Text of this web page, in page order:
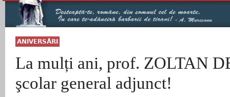
ANIVERSĂRI
La mulți ani, prof. ZOLTAN
şcolar general adjunct!